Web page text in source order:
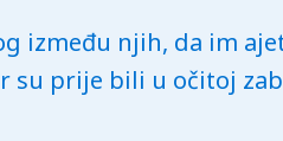
između njih, da im
su prije bili u očitoj